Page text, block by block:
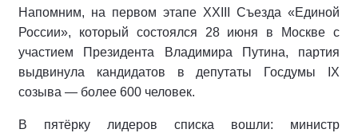
Напомним, на первом этапе XXIII Съезда «Единой
России», который состоялся 28 июня в Москве с
участием Президента Владимира Путина, партия
выдвинула кандидатов в депутаты Госдумы IX
созыва — более 600 человек.
В пятёрку лидеров списка вошли: министр